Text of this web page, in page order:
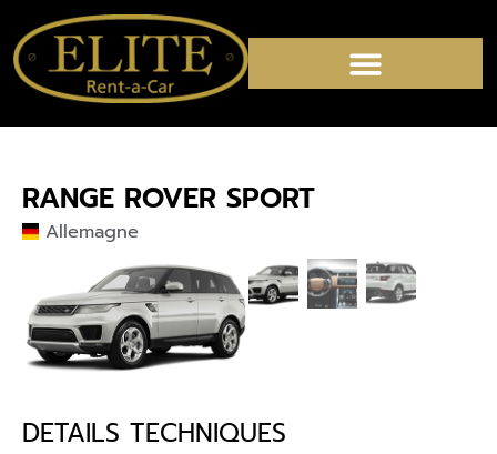
RANGE ROVER SPORT
Allemagne
DETAILS TECHNIQUES